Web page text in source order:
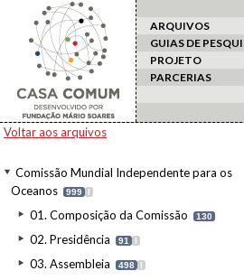
ARQUIVOS
GUIAS DE
PROJETO
PARCERIAS
Voltar aos arquivos
Comissão Mundial Independente para os
Oceanos
999 I
01. Composição da Comissão 130
02. Presidência 91 I
03. Assembleia 498 I